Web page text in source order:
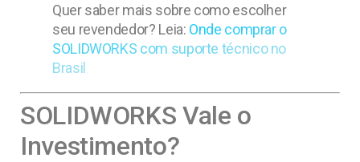
Quer saber mais sobre como escolher
seu revendedor? Leia: Onde comprar o
SOLIDWORKS com suporte técnico no
Brasil
SOLIDWORKS Vale o
Investimento?